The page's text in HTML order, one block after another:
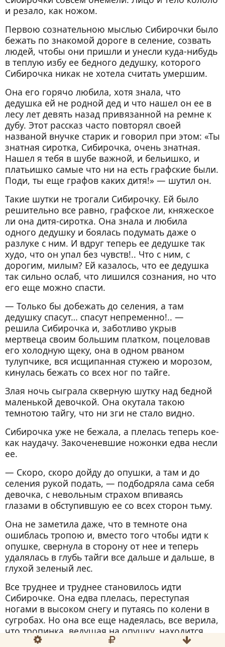
и резало, как ножом.
Первою сознательною мыслью Сибирочки было
бежать по знакомой дороге в селение, созвать
людей, чтобы они пришли и унесли куда-нибудь
в теплую избу ее бедного дедушку, которого
Сибирочка никак не хотела считать умершим.
Она его горячо любила, хотя знала, что
дедушка ей не родной дед и что нашел он ее в
лесу лет девять назад привязанной на ремне к
дубу. Этот рассказ часто повторял своей
названой внучке старик и говорил при этом: «Ты
знатная сиротка, Сибирочка, очень знатная.
Нашел я тебя в шубе важной, и бельишко, и
платьишко самые что ни на есть графские были.
Поди, ты еще графов каких дитя!» — шутил он.
Такие шутки не трогали Сибирочку. Ей было
решительно все равно, графское ли, княжеское
ли она дитя-сиротка. Она знала и любила
одного дедушку и боялась подумать даже о
разлуке с ним. И вдруг теперь ее дедушке так
худо, что он упал без чувств!.. Что с ним, с
дорогим, милым? Ей казалось, что ее дедушка
так сильно ослаб, что лишился сознания, но что
его еще можно спасти.
— Только бы добежать до селения, а там
дедушку спасут… спасут непременно!.. —
решила Сибирочка и, заботливо укрыв
мертвеца своим большим платком, поцеловав
его холодную щеку, она в одном рваном
тулупчике, вся исщипанная стужею и морозом,
кинулась бежать со всех ног по тайге.
Злая ночь сыграла скверную шутку над бедной
маленькой девочкой. Она окутала такою
темнотою тайгу, что ни зги не стало видно.
Сибирочка уже не бежала, а плелась теперь кое-
как наудачу. Закоченевшие ножонки едва несли
ее.
— Скоро, скоро дойду до опушки, а там и до
селения рукой подать, — подбодряла сама себя
девочка, с невольным страхом впиваясь
глазами в обступившую ее со всех сторон тьму.
Она не заметила даже, что в темноте она
ошиблась тропою и, вместо того чтобы идти к
опушке, свернула в сторону от нее и теперь
удалялась в глубь тайги все дальше и дальше, в
глухой зеленый лес.
Все труднее и труднее становилось идти
Сибирочке. Она едва плелась, переступая
ногами в высоком снегу и путаясь по колени в
сугробах. Но она все еще надеялась, все верила,
что тропинка, ведущая на опушку, находится
где-то здесь, поблизости, и что стоит ей только